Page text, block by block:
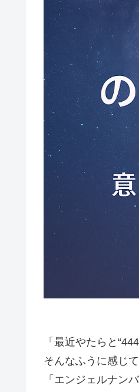
「最近やたらと
そんなふうに感じ
「エンジェルナン